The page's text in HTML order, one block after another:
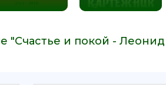
"Счастье и покой - Леонид